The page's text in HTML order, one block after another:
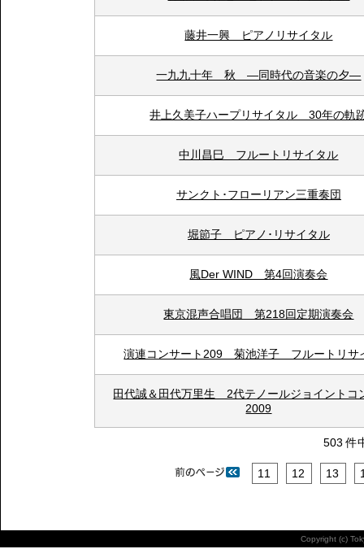
藤井一興 ピアノリサイタル
一九九十年 秋 ―同時代の音楽の夕―
井上久美子ハープリサイタル 30年の軌
中川昌巳 フルートリサイタル
サンクト･フローリアン三重奏団
堀節子 ピアノ･リサイタル
風Der WIND 第4回演奏会
東京混声合唱団 第218回定期演奏会
演連コンサート209 菊池洋子 フルートリサ
田代誠＆田代万里生 2代テノールジョイントコ
2009
503 件
11 12 13
Copyright (c)